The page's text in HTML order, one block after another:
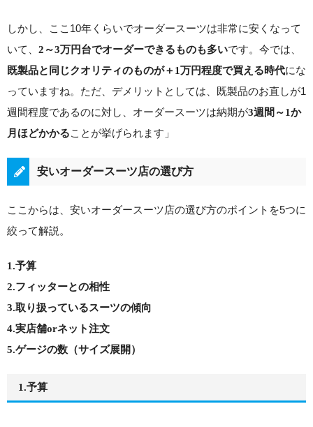
しかし、ここ10年くらいでオーダースーツは非常に安くなって
いて、 2～3万円台でオーダーできるものも多いです。今では、
既製品と同じクオリティのものが＋1万円程度で買える時代にな
っていますね。ただ、デメリットとしては、既製品のお直しが1
週間程度であるのに対し、オーダースーツは納期が3週間～1か
月ほどかかることが挙げられます」
安いオーダースーツ店の選び方
ここからは、安いオーダースーツ店の選び方のポイントを5つに
絞って解説。
1.予算
2.フィッターとの相性
3.取り扱っているスーツの傾向
4.実店舗orネット注文
5.ゲージの数（サイズ展開）
1.予算